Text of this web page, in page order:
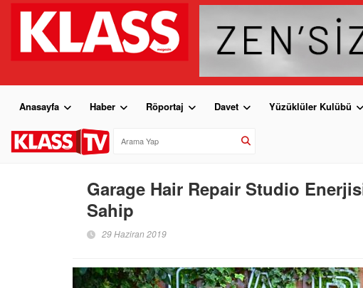
Anasayfa Haber Röportaj Davet Yüzüklüler Kulübü
Garage Hair Repair Studio
Sahip
29 Haziran 2019